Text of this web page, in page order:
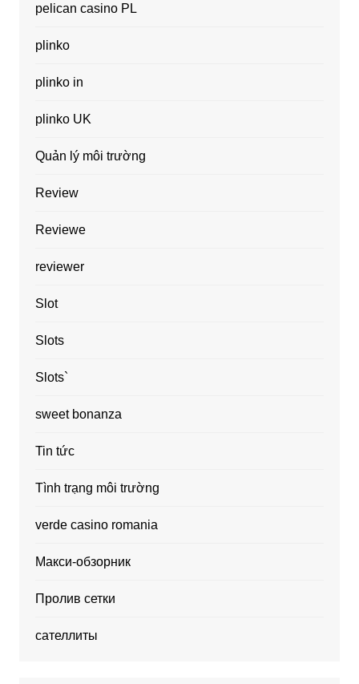
pelican casino PL
plinko
plinko in
plinko UK
Quản lý môi trường
Review
Reviewe
reviewer
Slot
Slots
Slots`
sweet bonanza
Tin tức
Tình trạng môi trường
verde casino romania
Макси-обзорник
Пролив сетки
сателлиты